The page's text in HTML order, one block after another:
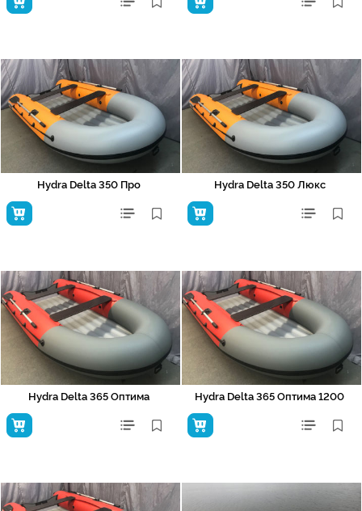
Hydra Delta 350 Про Hydra Delta 350 Люкс
Hydra Delta 365 Оптима Hydra Delta 365 Оптима 1200